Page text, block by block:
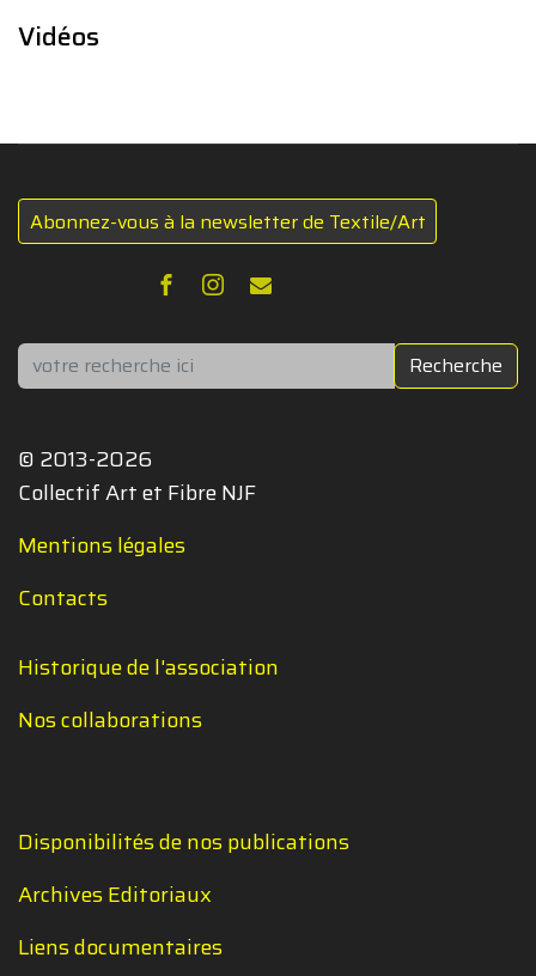
Vidéos
Abonnez-vous à la newsletter de Textile/Art
Rechercher Recherche
© 2013-2026
Collectif Art et Fibre NJF
Mentions légales
Contacts
Historique de l'association
Nos collaborations
Disponibilités de nos publications
Archives Editoriaux
Liens documentaires